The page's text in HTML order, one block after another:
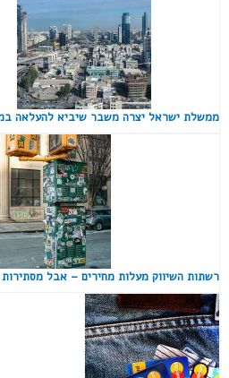
ממשלת ישראל יצרה משבר שיביא להעלאה
רשתות השיווק מעלות מחירים – אבל